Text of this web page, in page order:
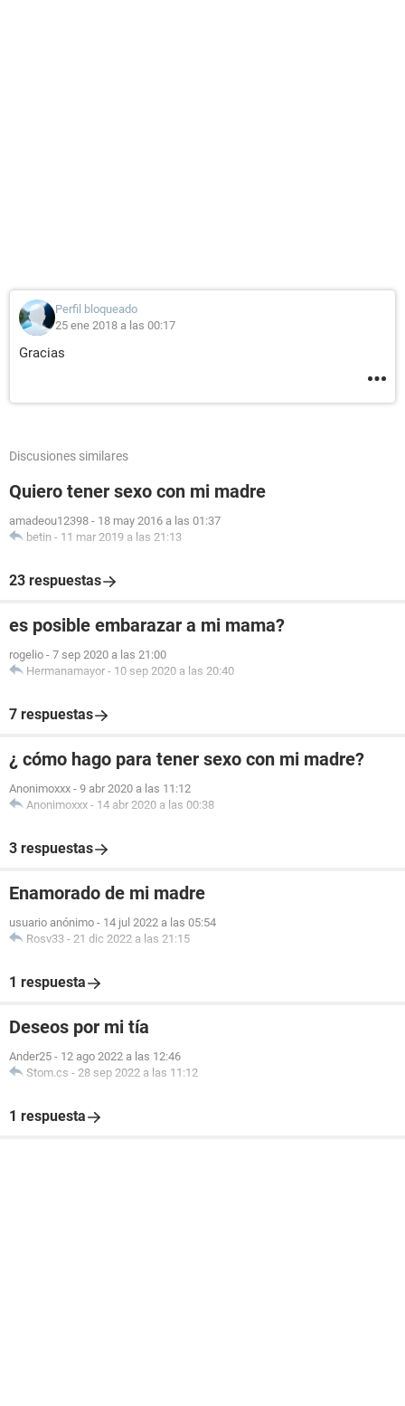
Perfil bloqueado
25 ene 2018 a las 00:17
Gracias
Discusiones similares
Quiero tener sexo con mi madre
amadeou12398 - 18 may 2016 a las 01:37
betin - 11 mar 2019 a las 21:13
23 respuestas
es posible embarazar a mi mama?
rogelio - 7 sep 2020 a las 21:00
Hermanamayor - 10 sep 2020 a las 20:40
7 respuestas
¿ cómo hago para tener sexo con mi madre?
Anonimoxxx - 9 abr 2020 a las 11:12
Anonimoxxx - 14 abr 2020 a las 00:38
3 respuestas
Enamorado de mi madre
usuario anónimo - 14 jul 2022 a las 05:54
Rosv33 - 21 dic 2022 a las 21:15
1 respuesta
Deseos por mi tía
Ander25 - 12 ago 2022 a las 12:46
Stom.cs - 28 sep 2022 a las 11:12
1 respuesta